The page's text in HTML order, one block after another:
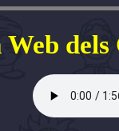
Web